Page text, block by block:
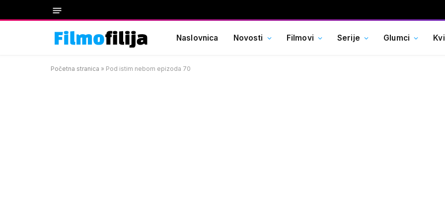
Naslovnica Novosti Filmovi Serije Glumci
Početna stranica » Pod istim nebom epizoda 70